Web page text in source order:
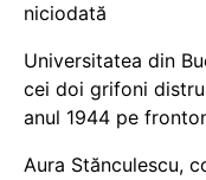
niciodată
Universitatea din
cei doi grifoni
anul 1944 pe
Aura Stănculescu,